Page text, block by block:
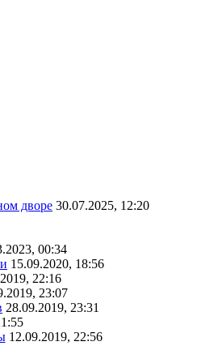
дворе 30.07.2025, 12:20
00:34
15.09.2020, 18:56
22:16
23:07
28.09.2019, 23:31
12.09.2019, 22:56